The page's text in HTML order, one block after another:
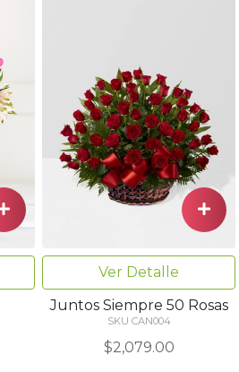
Ver Detalle
Juntos Siempre 50 Rosas
SKU CAN004
$2,079.00